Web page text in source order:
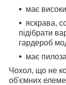
має
яскрава,
підібрати
гардероб
має
Чохол, що не
об'ємних